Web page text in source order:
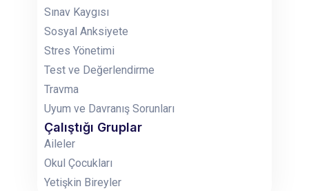
Sınav Kaygısı
Sosyal Anksiyete
Stres Yönetimi
Test ve Değerlendirme
Travma
Uyum ve Davranış Sorunları
Çalıştığı Gruplar
Aileler
Okul Çocukları
Yetişkin Bireyler